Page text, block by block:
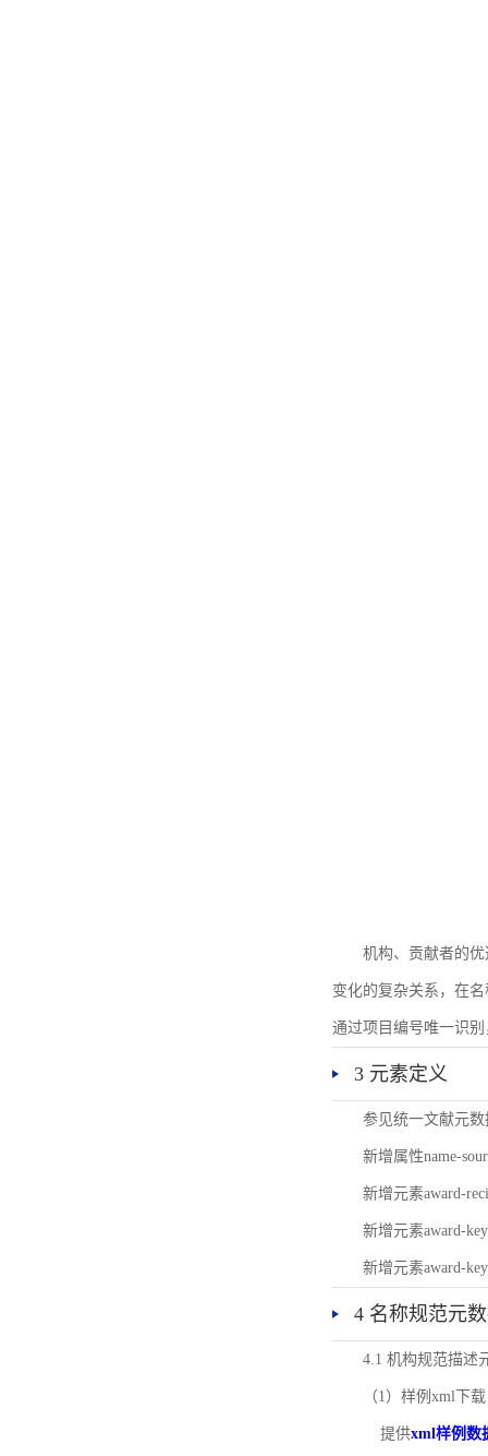
机构、贡献者的
变化的复杂关系，在
通过项目编号唯一识
3 元素定义
参见统一文献元
新增属性name-
新增元素award-
新增元素award-
新增元素award-
4 名称规范元
4.1 机构规范描述
（1）样例xml下载
提供xml样例数